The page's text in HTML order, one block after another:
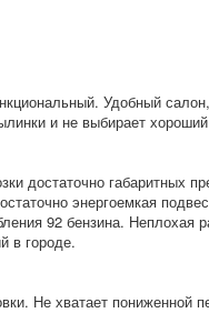
Удобный
и не выбирает
достаточно габаритных
энергоемкая
92 бензина.
в городе.
Не хватает пониженной